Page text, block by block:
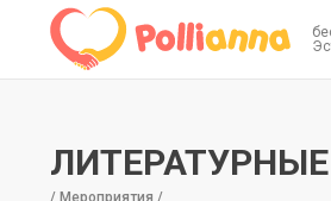
/ Мероприятия /